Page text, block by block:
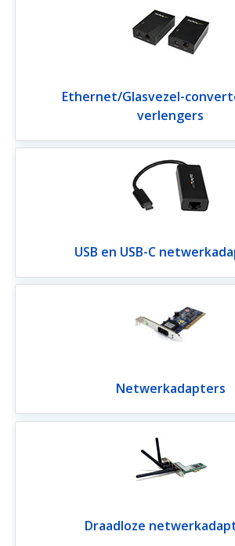
Ethernet/Glasvezel-
verlengers
USB en USB-C
Netwerkadapters
Draadloze